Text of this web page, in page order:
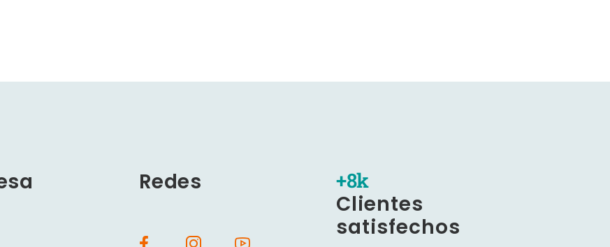
Redes +8k
Clientes
satisfechos